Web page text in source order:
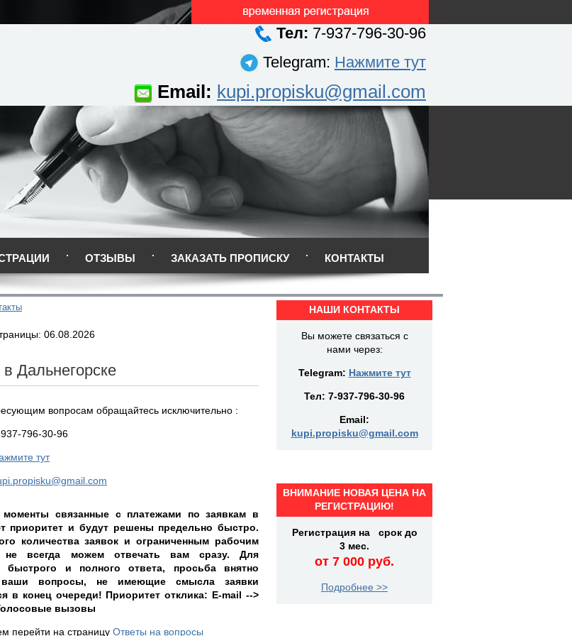
Тел: 7-937-796-30-96
Telegram: Нажмите тут
Email: kupi.propisku@gmail.com
ОТЗЫВЫ ЗАКАЗАТЬ ПРОПИСКУ КОНТАКТЫ
06.08.2026
Дальнегорске
вопросам обращайтесь исключительно :
796-30-96
тут
связанные с платежами по заявкам в
приоритет и будут решены предельно быстро.
количества заявок и ограниченным рабочим
всегда можем отвечать вам сразу. Для
быстрого и полного ответа, просьба внятно
ваши вопросы, не имеющие смысла заявки
в конец очереди! Приоритет отклика: E-mail -->
вызовы
перейти на страницу Ответы на вопросы
НАШИ КОНТАКТЫ
Вы можете связаться с
нами через:
Telegram: Нажмите тут
Тел: 7-937-796-30-96
Email:
kupi.propisku@gmail.com
ВНИМАНИЕ НОВАЯ ЦЕНА НА
РЕГИСТРАЦИЮ!
Регистрация на срок до
3 мес.
от 7 000 руб.
Подробнее >>